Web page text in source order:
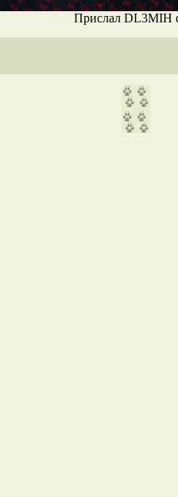
Прислал DL3MIH